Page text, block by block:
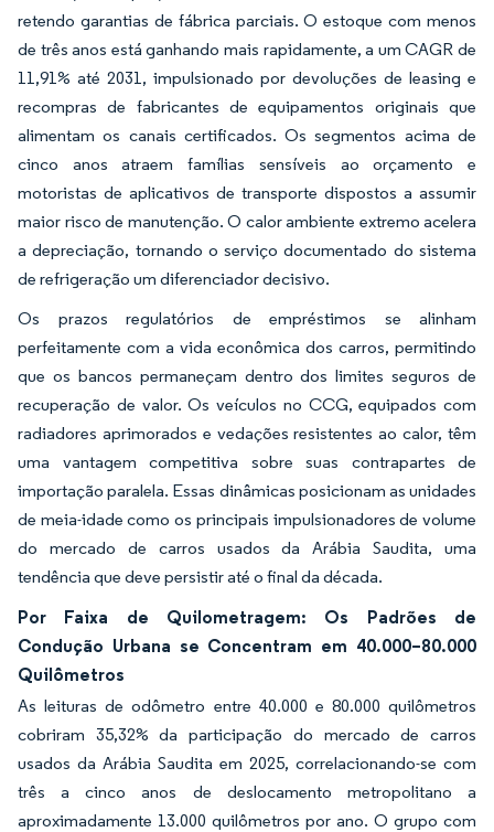
retendo garantias de fábrica parciais. O estoque com menos
de três anos está ganhando mais rapidamente, a um CAGR de
11,91% até 2031, impulsionado por devoluções de leasing e
recompras de fabricantes de equipamentos originais que
alimentam os canais certificados. Os segmentos acima de
cinco anos atraem famílias sensíveis ao orçamento e
motoristas de aplicativos de transporte dispostos a assumir
maior risco de manutenção. O calor ambiente extremo acelera
a depreciação, tornando o serviço documentado do sistema
de refrigeração um diferenciador decisivo.
Os prazos regulatórios de empréstimos se alinham
perfeitamente com a vida econômica dos carros, permitindo
que os bancos permaneçam dentro dos limites seguros de
recuperação de valor. Os veículos no CCG, equipados com
radiadores aprimorados e vedações resistentes ao calor, têm
uma vantagem competitiva sobre suas contrapartes de
importação paralela. Essas dinâmicas posicionam as unidades
de meia-idade como os principais impulsionadores de volume
do mercado de carros usados da Arábia Saudita, uma
tendência que deve persistir até o final da década.
Por Faixa de Quilometragem: Os Padrões de
Condução Urbana se Concentram em 40.000–80.000
Quilômetros
As leituras de odômetro entre 40.000 e 80.000 quilômetros
cobriram 35,32% da participação do mercado de carros
usados da Arábia Saudita em 2025, correlacionando-se com
três a cinco anos de deslocamento metropolitano a
aproximadamente 13.000 quilômetros por ano. O grupo com